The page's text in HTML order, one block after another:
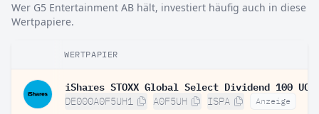
Wer G5 Entertainment AB hält, investiert häufig auch in diese
Wertpapiere.
WERTPAPIER
DE000A0F5UH1 A0F5UH ISPA Anzeige